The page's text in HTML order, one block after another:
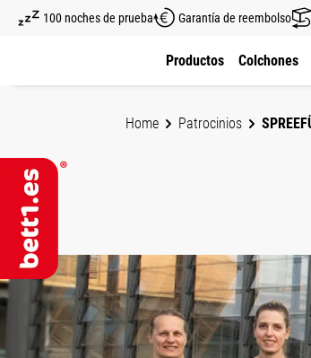
al contenido principal
Saltar a la navegación principal
100 noches de prueba Garantía de reembolso
Productos Colchones
Home Patrocinios